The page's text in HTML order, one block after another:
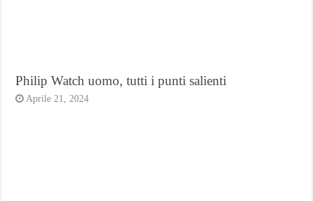
Philip Watch uomo, tutti i punti salienti
Aprile 21, 2024